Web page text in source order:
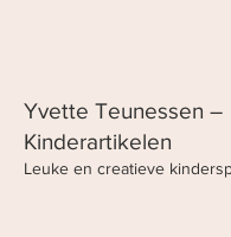
Yvette Teunessen –
Kinderartikelen
Leuke en creatieve